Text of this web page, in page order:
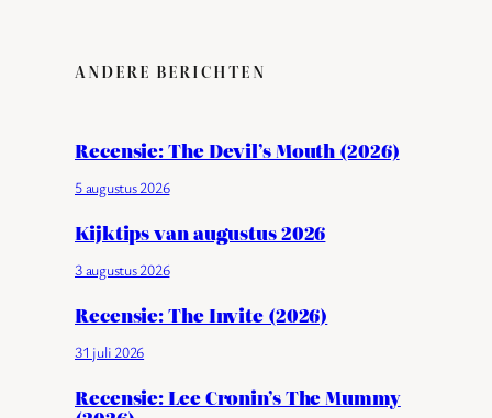
ANDERE BERICHTEN
Recensie: The Devil’s Mouth (2026)
5 augustus 2026
Kijktips van augustus 2026
3 augustus 2026
Recensie: The Invite (2026)
31 juli 2026
Recensie: Lee Cronin’s The Mummy